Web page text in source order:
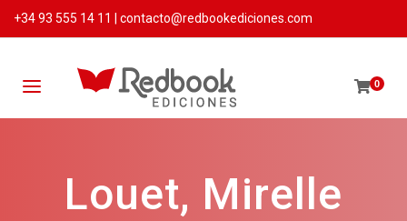
+34 93 555 14 11 contacto@redbookediciones.com
0
Louet, Mirelle